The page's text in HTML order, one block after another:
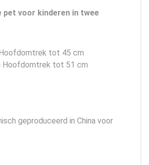
pet voor kinderen in twee
tot 45 cm
Hoofdomtrek tot 51 cm
geproduceerd in China voor